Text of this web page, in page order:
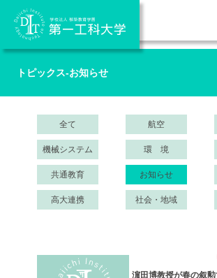
トピックス-お知らせ
全て 航空
機械システム 環 境
共通教育 お知らせ
高大連携 社会・地域
濵田博教授が春の叙